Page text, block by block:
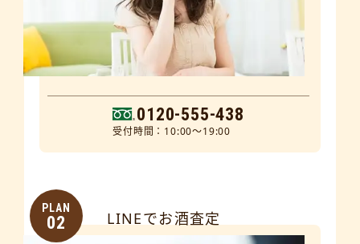
0120-555-438
受付時間：10:00～19:00
PLAN
02 LINEでお酒査定